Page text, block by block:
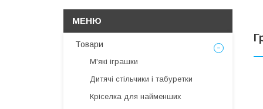
Товари
М'які іграшки
Дитячі стільчики і табуретки
Кріселка для найменших